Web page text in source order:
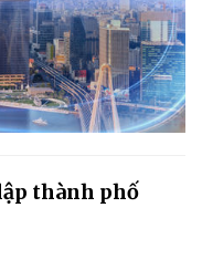
thành phố